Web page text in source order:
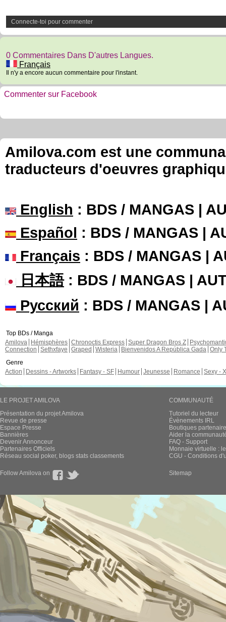
Connecte-toi pour commenter
0 Commentaires Dans D'autres Langues.
Français
Il n'y a encore aucun commentaire pour l'instant.
Commenter sur Facebook
Amilova.com est une
traducteurs d'oeuvres
English : BDS / MANGAS |
Español : BDS / MANGAS |
Français : BDS / MANGAS |
日本語: BDS / MANGAS |
Русский : BDS / MANGAS |
Top BDs / Manga
Amilova
Hémisphères Chronoctis Express Super Dragon Bros Z
Connection Sethxfaye Graped Wisteria Bienvenidos A República Gada Only
Genre
Action
Dessins - Artworks Fantasy - SF Humour Jeunesse Romance Sexy -
LE PROJET AMILOVA
Présentation du projet Amilova
Revue de presse
Espace Presse
Bannières
Devenir Annonceur
Partenaires Officiels
Réseau social poker, blogs stats classements
COMMUNAUTÉ
Tutoriel du lecteur
Évènements IRL
Boutiques
Aider la
FAQ - Support
Monnaie virtuelle :
CGU - Conditions
Follow Amilova on Sitemap